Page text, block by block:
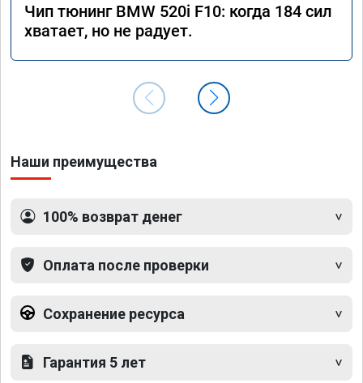
Чип тюнинг BMW 520i F10: когда 184 сил
хватает, но не радует.
Наши преимущества
100% возврат денег
Оплата после проверки
Сохранение ресурса
Гарантия 5 лет